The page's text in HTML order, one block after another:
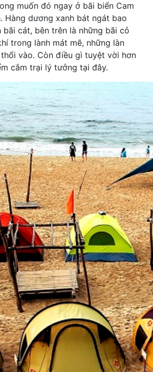
muốn đó ngay ở bãi biển Cam
Hàng dương xanh bát ngát bao
bãi cát, bên trên là những bãi cỏ
trong lành mát mẽ, những làn
vào. Còn điều gì tuyệt vời hơn
cắm trại lý tưởng tại đây.